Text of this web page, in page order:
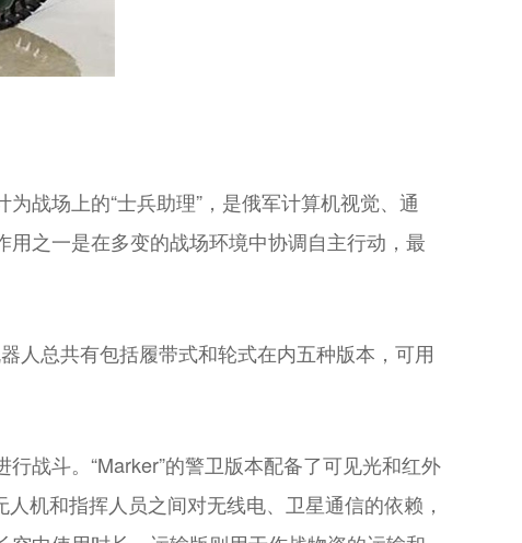
战场上的“士兵助理”，是俄军计算机视觉、通
之一是在多变的战场环境中协调自主行动，最
人总共有包括履带式和轮式在内五种版本，可用
战斗。“Marker”的警卫版本配备了可见光和红外
机和指挥人员之间对无线电、卫星通信的依赖，